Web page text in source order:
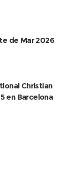
de Mar 2026
Christian
en Barcelona